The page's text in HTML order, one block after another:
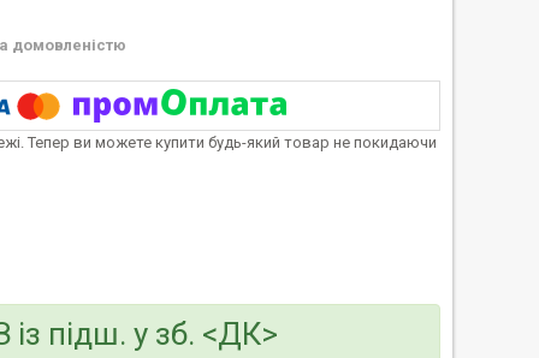
домовленістю
Тепер ви можете купити будь-який товар не покидаючи
підш. у зб. <ДК>